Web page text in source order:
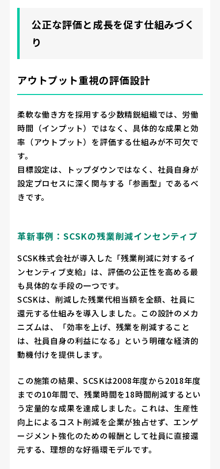
公正な評価と成長を促す仕組みづく
り
アウトプット重視の評価設計
柔軟な働き方を採用する少数精鋭組織では、労働
時間（インプット）ではなく、具体的な成果と効
率（アウトプット）を評価する仕組みが不可欠で
す。
目標設定は、トップダウンではなく、社員自身が
設定プロセスに深く関与する「参画型」であるべ
きです。
革新事例：SCSKの残業削減インセンティブ
SCSK株式会社が導入した「残業削減に対するイ
ンセンティブ支給」は、評価の公正性を高める最
も具体的な手段の一つです。
SCSKは、削減した残業代相当額を全額、社員に
還元する仕組みを導入しました。この設計のメカ
ニズムは、「効率を上げ、残業を削減すること
は、社員自身の利益になる」という明確な経済的
動機付けを提供します。
この施策の結果、SCSKは2008年度から2018年度
までの10年間で、残業時間を18時間削減するとい
う定量的な成果を達成しました。これは、生産性
向上によるコスト削減を企業が独占せず、エンゲ
ージメント強化のための報酬として社員に直接還
元する、理想的な好循環モデルです。